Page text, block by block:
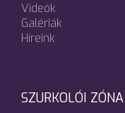
Videók
Galériák
Híreink
SZURKOLÓI ZÓNA